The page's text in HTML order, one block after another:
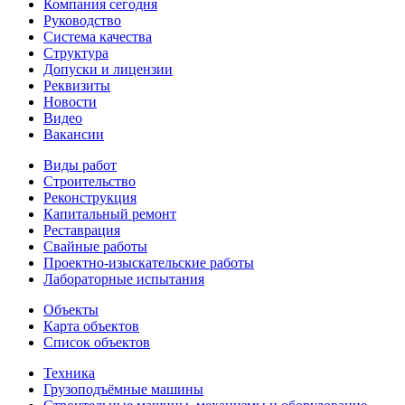
Компания сегодня
Руководство
Система качества
Структура
Допуски и лицензии
Реквизиты
Новости
Видео
Вакансии
Виды работ
Строительство
Реконструкция
Капитальный ремонт
Реставрация
Свайные работы
Проектно-изыскательские работы
Лабораторные испытания
Объекты
Карта объектов
Список объектов
Техника
Грузоподъёмные машины